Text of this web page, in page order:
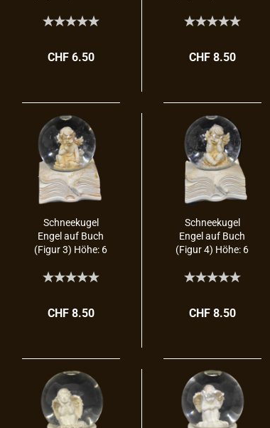
CHF 6.50 CHF 8.50
Schnee­ku­gel
Engel auf Buch
(Figur 3) Höhe: 6
CHF 8.50
Schnee­ku­gel
Engel auf Buch
(Figur 4) Höhe: 6
CHF 8.50